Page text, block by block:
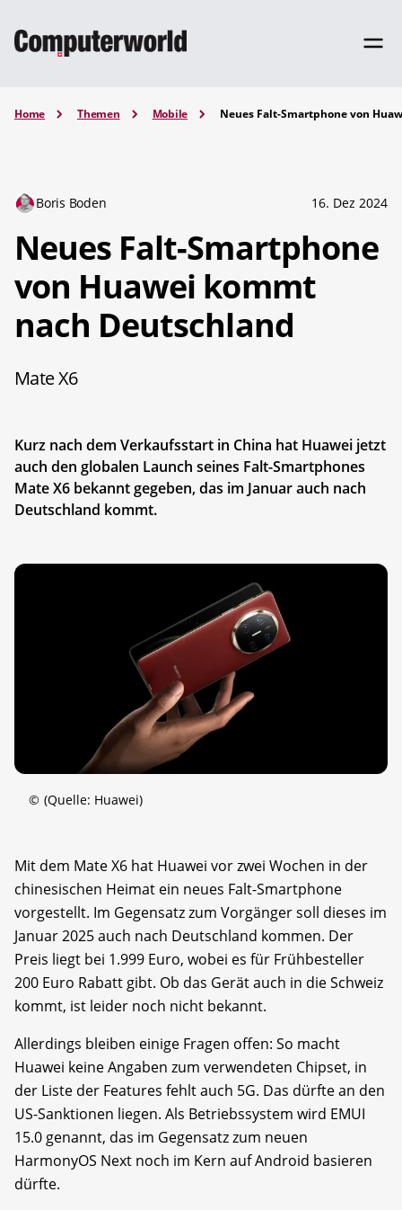
Home Themen Mobile Neues Falt-Smartphone von
Boris Boden 16. Dez 2024
Neues Falt-Smartphone
von Huawei kommt
nach Deutschland
Mate X6
Kurz nach dem Verkaufsstart in China hat Huawei jetzt
auch den globalen Launch seines Falt-Smartphones
Mate X6 bekannt gegeben, das im Januar auch nach
Deutschland kommt.
© (Quelle: Huawei)
Mit dem Mate X6 hat Huawei vor zwei Wochen in der
chinesischen Heimat ein neues Falt-Smartphone
vorgestellt. Im Gegensatz zum Vorgänger soll dieses im
Januar 2025 auch nach Deutschland kommen. Der
Preis liegt bei 1.999 Euro, wobei es für Frühbesteller
200 Euro Rabatt gibt. Ob das Gerät auch in die Schweiz
kommt, ist leider noch nicht bekannt.
Allerdings bleiben einige Fragen offen: So macht
Huawei keine Angaben zum verwendeten Chipset, in
der Liste der Features fehlt auch 5G. Das dürfte an den
US-Sanktionen liegen. Als Betriebssystem wird EMUI
15.0 genannt, das im Gegensatz zum neuen
HarmonyOS Next noch im Kern auf Android basieren
dürfte.